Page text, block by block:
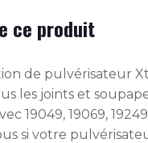
ce produit
de pulvérisateur
les joints et
19049, 19069, 19249
si votre